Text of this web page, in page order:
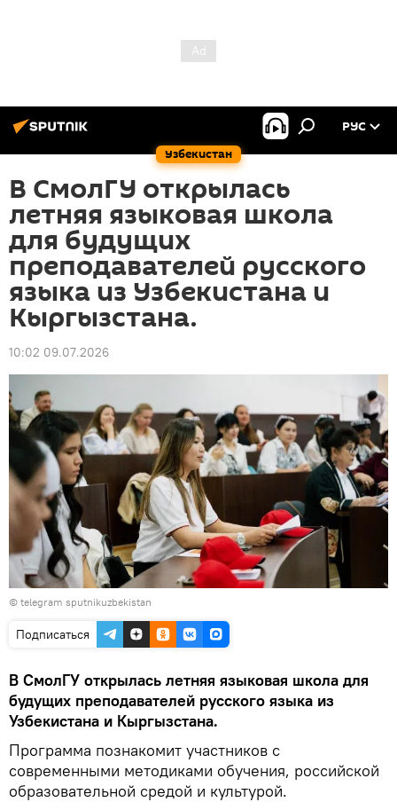
Узбекистан
РУС
В СмолГУ открылась
летняя языковая школа
для будущих
преподавателей русского
языка из Узбекистана и
Кыргызстана.
10:02 09.07.2026
© telegram sputnikuzbekistan
Подписаться
В СмолГУ открылась летняя языковая школа для
будущих преподавателей русского языка из
Узбекистана и Кыргызстана.
Программа познакомит участников с
современными методиками обучения, российской
образовательной средой и культурой.